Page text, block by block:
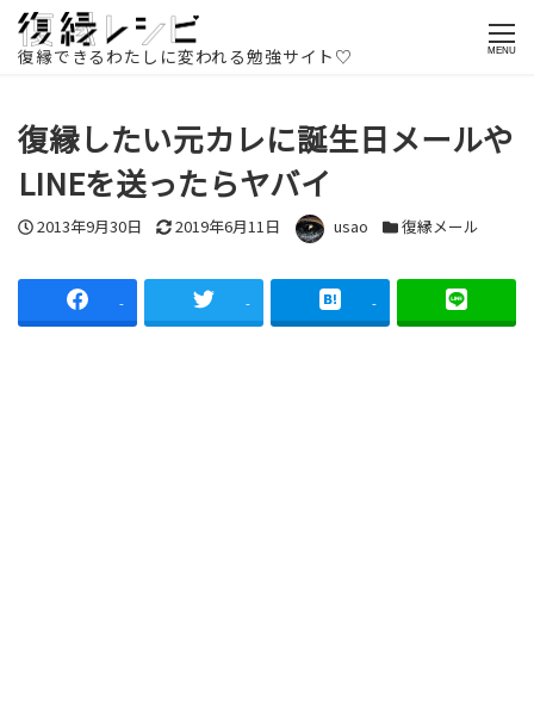
復縁できるわたしに変われる勉強サイト♡ MENU
ホームページ 記事一覧
復縁したい
元カレに誕生日メールやLINEを送ったらヤバイ
復縁したい元カレに誕生日メールや
LINEを送ったらヤバイ
投稿日
2013年9月30日 更新日
2019年6月11日 著者 usao カテゴリー
復縁メール
- - -